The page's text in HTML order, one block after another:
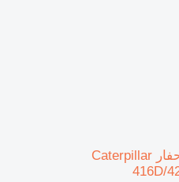
محرك صمام 176-6219 لـ لودر حفار Caterpillar
416D/